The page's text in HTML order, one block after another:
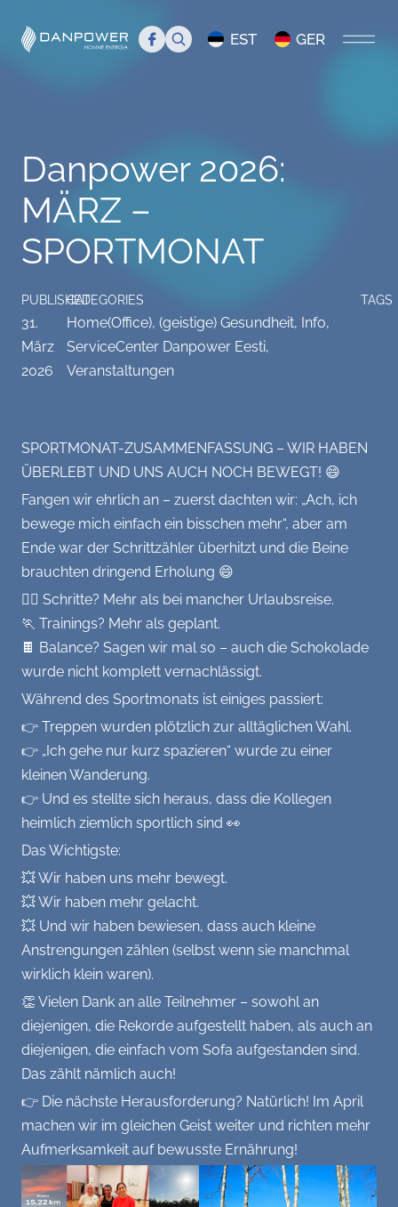
ÜBER UNS
Danpower in den Medien
Mitglieder
Stellenanzeige
ServiceCenter Danpower Eesti
Veranstaltungen
Empfehlungen: Bücher, Filme, Rezepte
usw.
GALERIE
Veranstaltungen
Büro
Aktionen
Varia
Search EST GER
Danpower 2026:
MÄRZ –
SPORTMONAT
PUBLISHED
31.
März
2026
CATEGORIES
Home(Office), (geistige) Gesundheit, Info,
ServiceCenter Danpower Eesti,
Veranstaltungen
TAGS
SPORTMONAT-ZUSAMMENFASSUNG – WIR HABEN
ÜBERLEBT UND UNS AUCH NOCH BEWEGT! 😄
Fangen wir ehrlich an – zuerst dachten wir: „Ach, ich
bewege mich einfach ein bisschen mehr“, aber am
Ende war der Schrittzähler überhitzt und die Beine
brauchten dringend Erholung 😄
🚶‍♀️ Schritte? Mehr als bei mancher Urlaubsreise.
🏃 Trainings? Mehr als geplant.
🍫 Balance? Sagen wir mal so – auch die Schokolade
wurde nicht komplett vernachlässigt.
Während des Sportmonats ist einiges passiert:
👉 Treppen wurden plötzlich zur alltäglichen Wahl.
👉 „Ich gehe nur kurz spazieren“ wurde zu einer
kleinen Wanderung.
👉 Und es stellte sich heraus, dass die Kollegen
heimlich ziemlich sportlich sind 👀
Das Wichtigste:
💥 Wir haben uns mehr bewegt.
💥 Wir haben mehr gelacht.
💥 Und wir haben bewiesen, dass auch kleine
Anstrengungen zählen (selbst wenn sie manchmal
wirklich klein waren).
👏 Vielen Dank an alle Teilnehmer – sowohl an
diejenigen, die Rekorde aufgestellt haben, als auch an
diejenigen, die einfach vom Sofa aufgestanden sind.
Das zählt nämlich auch!
👉 Die nächste Herausforderung? Natürlich! Im April
machen wir im gleichen Geist weiter und richten mehr
Aufmerksamkeit auf bewusste Ernährung!